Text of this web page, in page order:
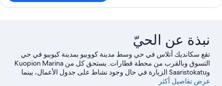
Standard
نبذة عن الحيّ
تقع سكانديك أتلاس في حي وسط مدينة كووبيو بمدينة كيوبيو في حي
التسوق وبالقرب من محطة قطارات. يستحق كل من Kuopion Marina
وSaaristokatu الزيارة في حال وجود نشاط على جدول الأعمال، بينما
عرض تفاصيل أكثر